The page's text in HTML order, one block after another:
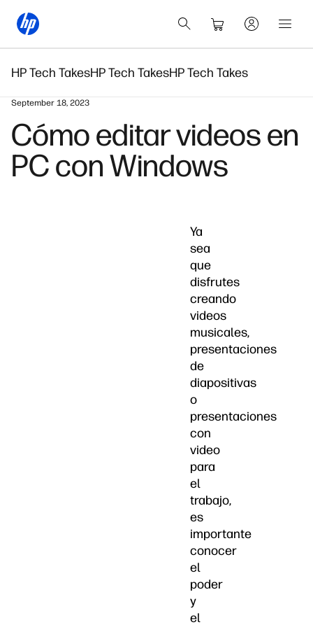
HP Tech TakesHP Tech TakesHP Tech Takes
September 18, 2023
Cómo editar videos en
PC con Windows
Ya
sea
que
disfrutes
creando
videos
musicales,
presentaciones
de
diapositivas
o
presentaciones
con
video
para
el
trabajo,
es
importante
conocer
el
poder
y
el